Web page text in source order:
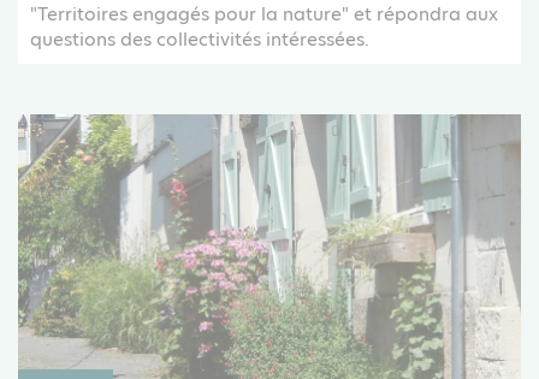
"Territoires engagés pour la nature" et répondra aux
questions des collectivités intéressées.